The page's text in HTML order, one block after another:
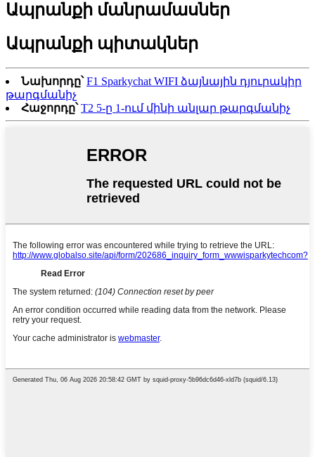
Ապրանքի մանրամասներ
Ապրանքի պիտակներ
Նախորդը՝ F1 Sparkychat WIFI ձայնային դյուրակիր
թարգմանիչ
Հաջորդը՝ T2 5-ը 1-ում մինի անլար թարգմանիչ